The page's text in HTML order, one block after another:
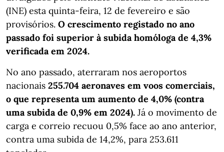
(INE) esta quinta-feira, 12 de fevereiro e são
provisórios. O crescimento registado no ano
passado foi superior à subida homóloga de 4,3%
verificada em 2024.
No ano passado, aterraram nos aeroportos
nacionais 255.704 aeronaves em voos comerciais,
o que representa um aumento de 4,0% (contra
uma subida de 0,9% em 2024). Já o movimento de
carga e correio recuou 0,5% face ao ano anterior,
contra uma subida de 14,2%, para 253.611